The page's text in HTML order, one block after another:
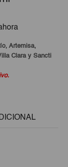
Artemisa,
Clara y Sancti